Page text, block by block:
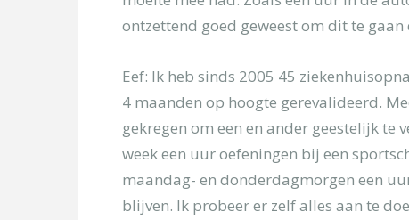
ontzettend goed geweest om dit te
Eef: Ik heb sinds 2005 45
4 maanden op hoogte gerevalideerd.
gekregen om een en ander geestelijk te
week een uur oefeningen bij een
maandag- en donderdagmorgen een
blijven. Ik probeer er zelf alles aan te